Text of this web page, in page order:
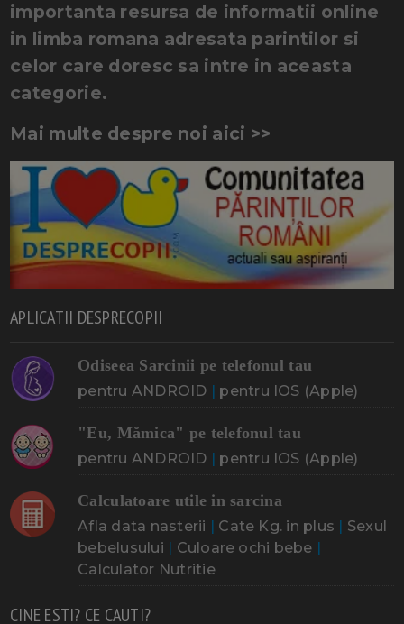
importanta resursa de informatii online
in limba romana adresata parintilor si
celor care doresc sa intre in aceasta
categorie.
Mai multe despre noi aici >>
APLICATII DESPRECOPII
Odiseea Sarcinii pe telefonul tau
pentru ANDROID | pentru IOS (Apple)
"Eu, Mămica" pe telefonul tau
pentru ANDROID | pentru IOS (Apple)
Calculatoare utile in sarcina
Afla data nasterii | Cate Kg. in plus | Sexul
bebelusului | Culoare ochi bebe |
Calculator Nutritie
CINE ESTI? CE CAUTI?